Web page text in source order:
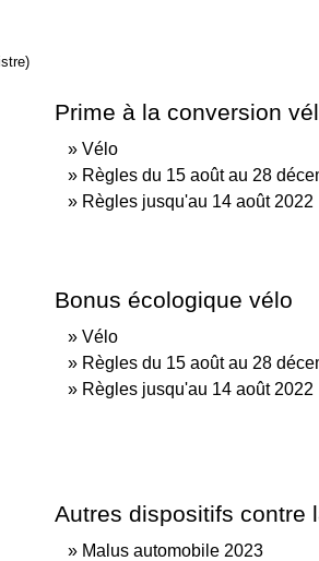
Prime à la conversion
Vélo
Règles du 15 août au 28
Règles jusqu'au 14 août 2022
Bonus écologique vélo
Vélo
Règles du 15 août au 28
Règles jusqu'au 14 août 2022
Autres dispositifs contre
Malus automobile 2023